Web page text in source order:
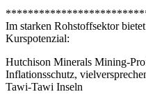
Im starken Rohstoffsektor
Kurspotenzial:
Hutchison Minerals Mining-
Inflationsschutz,
Tawi-Tawi Inseln